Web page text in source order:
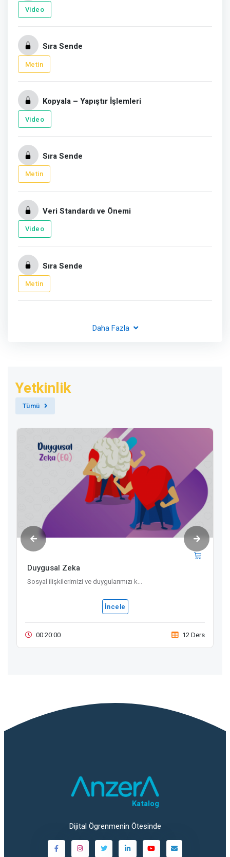
Video
Sıra Sende
Metin
Kopyala – Yapıştır İşlemleri
Video
Sıra Sende
Metin
Veri Standardı ve Önemi
Video
Sıra Sende
Metin
Daha Fazla
Yetkinlik
Tümü
Duygusal Zeka
Sosyal ilişkilerimizi ve duygularımızı k...
İncele
00:20:00 12 Ders
Katalog
Dijital Ögrenmenin Ötesinde